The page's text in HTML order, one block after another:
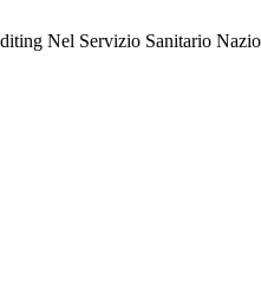
Nel Servizio Sanitario